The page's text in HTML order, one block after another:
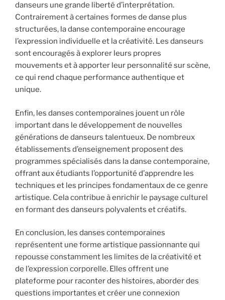
danseurs une grande liberté d’interprétation.
Contrairement à certaines formes de danse plus
structurées, la danse contemporaine encourage
l’expression individuelle et la créativité. Les danseurs
sont encouragés à explorer leurs propres
mouvements et à apporter leur personnalité sur scène,
ce qui rend chaque performance authentique et
unique.
Enfin, les danses contemporaines jouent un rôle
important dans le développement de nouvelles
générations de danseurs talentueux. De nombreux
établissements d’enseignement proposent des
programmes spécialisés dans la danse contemporaine,
offrant aux étudiants l’opportunité d’apprendre les
techniques et les principes fondamentaux de ce genre
artistique. Cela contribue à enrichir le paysage culturel
en formant des danseurs polyvalents et créatifs.
En conclusion, les danses contemporaines
représentent une forme artistique passionnante qui
repousse constamment les limites de la créativité et
de l’expression corporelle. Elles offrent une
plateforme pour raconter des histoires, aborder des
questions importantes et créer une connexion